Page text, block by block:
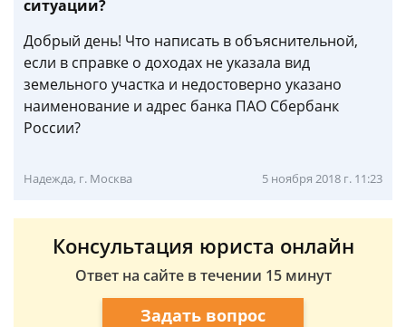
ситуации?
Добрый день! Что написать в объяснительной,
если в справке о доходах не указала вид
земельного участка и недостоверно указано
наименование и адрес банка ПАО Сбербанк
России?
Надежда, г. Москва 5 ноября 2018 г. 11:23
Консультация юриста онлайн
Ответ на сайте в течении 15 минут
Задать вопрос